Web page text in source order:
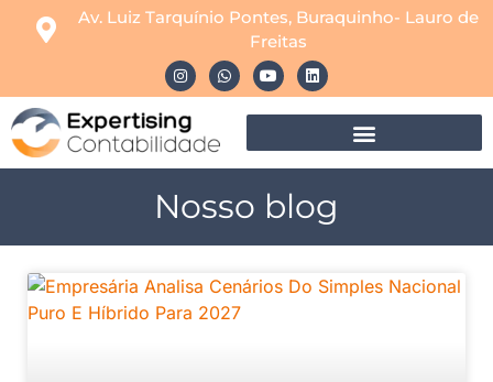
Av. Luiz Tarquínio Pontes, Buraquinho- Lauro de
Freitas
Nosso blog